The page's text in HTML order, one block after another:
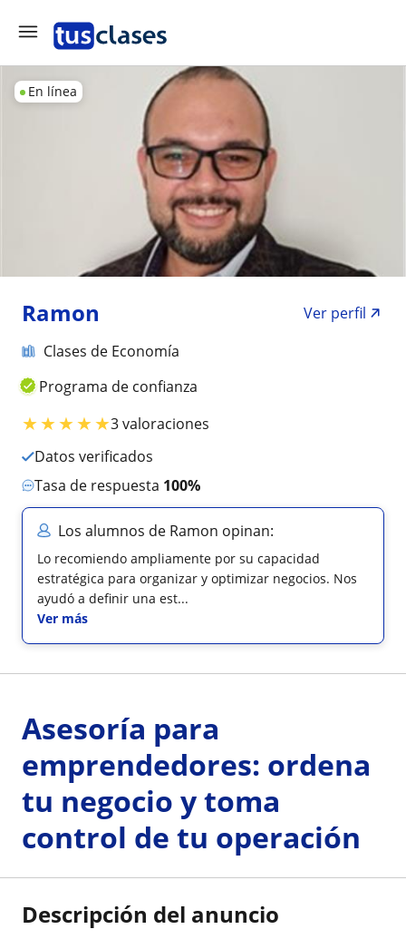
En línea
Ramon
Ver perfil
Clases de Economía
Programa de confianza
★★★★★3 valoraciones
Datos verificados
Tasa de respuesta 100%
Los alumnos de Ramon opinan:
Lo recomiendo ampliamente por su capacidad
estratégica para organizar y optimizar negocios. Nos
ayudó a definir una est...
Ver más
Asesoría para
emprendedores: ordena
tu negocio y toma
control de tu operación
Descripción del anuncio